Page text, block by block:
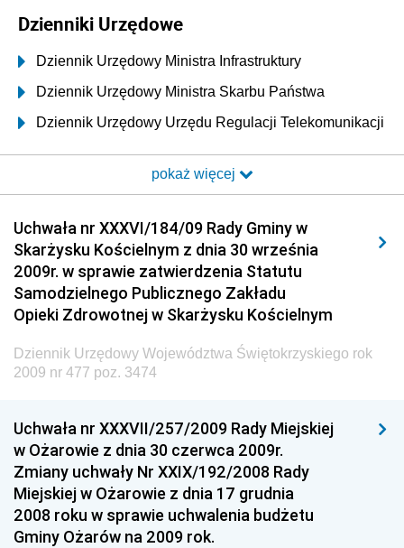
Dzienniki Urzędowe
Dziennik Urzędowy Ministra Infrastruktury
Dziennik Urzędowy Ministra Skarbu Państwa
Dziennik Urzędowy Urzędu Regulacji Telekomunikacji
Dziennik Urzędowy Ministra Transportu i Budownictwa
Elektronicznej
Dziennik Urzędowy Ministra Spraw Wewnętrznych i
Administracji
Dziennik Urzędowy Ministra Transportu
Dziennik Urzędowy Ministra Budownictwa
Dziennik Urzędowy Ministra Nauki i Szkolnictwa
Dziennik Urzędowy Głównego Urzędu Miar
Dziennik Urzędowy Ministra Rolnictwa i Rozwoju Wsi
Dziennik Urzędowy Ministra Edukacji Narodowej i
Sportu
Dziennik Urzędowy Ministra Edukacji i Nauki
pokaż więcej
Uchwała nr XXXVI/184/09 Rady Gminy w
Skarżysku Kościelnym z dnia 30 września
2009r. w sprawie zatwierdzenia Statutu
Samodzielnego Publicznego Zakładu
Opieki Zdrowotnej w Skarżysku Kościelnym
Dziennik Urzędowy Województwa Świętokrzyskiego rok
2009 nr 477 poz. 3474
Uchwała nr XXXVII/257/2009 Rady Miejskiej
w Ożarowie z dnia 30 czerwca 2009r.
Zmiany uchwały Nr XXIX/192/2008 Rady
Miejskiej w Ożarowie z dnia 17 grudnia
2008 roku w sprawie uchwalenia budżetu
Gminy Ożarów na 2009 rok.